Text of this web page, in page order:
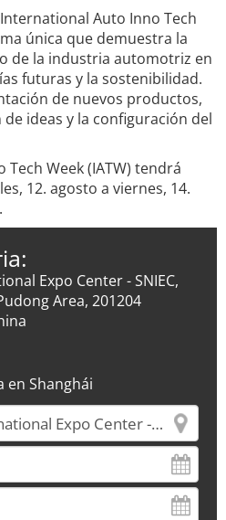
Auto Inno Tech
única que demuestra la
de la industria automotriz en
futuras y la sostenibilidad.
de nuevos productos,
ideas y la configuración del
Week (IATW) tendrá
12. agosto a viernes, 14.
Expo Center - SNIEC,
Area, 201204
en Shanghái